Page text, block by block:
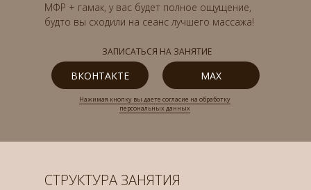
МФР + гамак, у вас будет полное ощущение,
будто вы сходили на сеанс лучшего массажа!
ЗАПИСАТЬСЯ НА ЗАНЯТИЕ
ВКОНТАКТЕ MAX
Нажимая кнопку вы даете согласие на обработку
персональных данных
СТРУКТУРА ЗАНЯТИЯ